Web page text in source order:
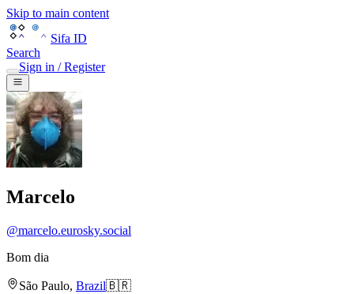
Skip to main content
Sifa ID
Search
Sign in / Register
Marcelo
@marcelo.eurosky.social
Bom dia
São Paulo, Brazil🇧🇷